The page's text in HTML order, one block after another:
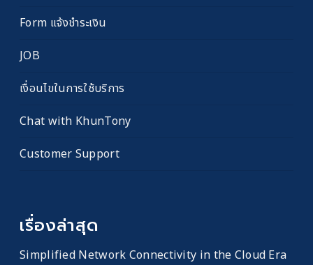
Form แจ้งชำระเงิน
JOB
เงื่อนไขในการใช้บริการ
Chat with KhunTony
Customer Support
เรื่องล่าสุด
Simplified Network Connectivity in the Cloud Era